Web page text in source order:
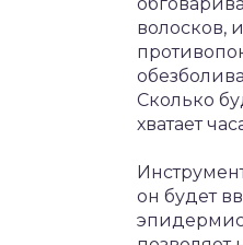
волосков,
Сколько
хватает
он будет